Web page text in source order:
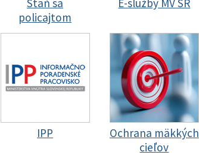
policajtom
IPP
Ochrana mäkkých
cieľov